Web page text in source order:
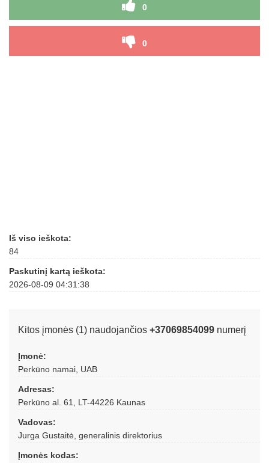
0
0
Iš viso ieškota:
84
Paskutinį kartą ieškota:
2026-08-09 04:31:38
Kitos įmonės (1) naudojančios +37069854099 numerį
Įmonė:
Perkūno namai, UAB
Adresas:
Perkūno al. 61, LT-44226 Kaunas
Vadovas:
Jurga Gustaitė, generalinis direktorius
Įmonės kodas: